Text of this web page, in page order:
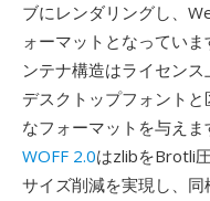
ブにレンダリングし、
ォーマットとなってい
ンテナ構造はライセン
デスクトップフォント
なフォーマットを与え
WOFF 2.0はzlibをBrotli
サイズ削減を実現し、